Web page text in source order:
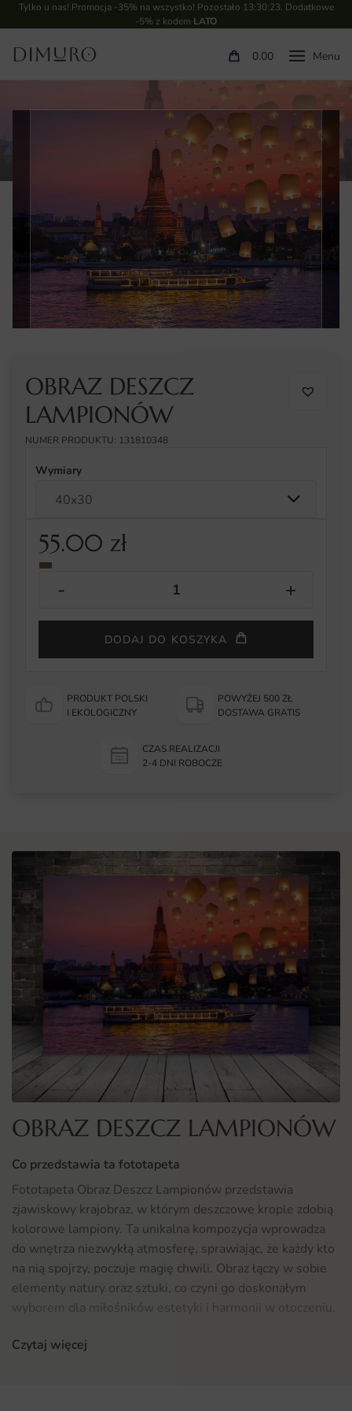
Tylko u nas! Promocja -35% na wszystko! Pozostało 13:30:22. Dodatkowe
-5% z kodem LATO
0.00
OBRAZ DESZCZ
LAMPIONÓW
NUMER PRODUKTU: 131810348
Wymiary
55.00 zł
DODAJ DO KOSZYKA
PRODUKT POLSKI
I EKOLOGICZNY
POWYŻEJ 500 ZŁ
DOSTAWA GRATIS
CZAS REALIZACJI
2-4 DNI ROBOCZE
OBRAZ DESZCZ LAMPIONÓW
Co przedstawia ta fototapeta
Fototapeta Obraz Deszcz Lampionów przedstawia
zjawiskowy krajobraz, w którym deszczowe krople zdobią
kolorowe lampiony. Ta unikalna kompozycja wprowadza
do wnętrza niezwykłą atmosferę, sprawiając, że każdy kto
na nią spojrzy, poczuje magię chwili. Obraz łączy w sobie
elementy natury oraz sztuki, co czyni go doskonałym
wyborem dla miłośników estetyki i harmonii w otoczeniu.
deszczu przyciąga wzrok i nadaje przestrzeni wyjątkowego
Czytaj więcej